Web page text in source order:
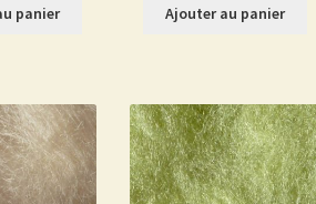
panier Ajouter au panier